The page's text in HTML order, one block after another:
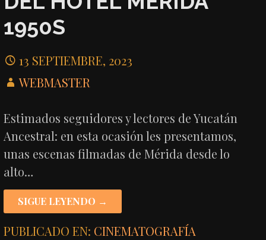
1950S
13 SEPTIEMBRE, 2023
WEBMASTER
Estimados seguidores y lectores de Yucatán
Ancestral: en esta ocasión les presentamos,
unas escenas filmadas de Mérida desde lo
alto…
SIGUE LEYENDO →
PUBLICADO EN: CINEMATOGRAFÍA